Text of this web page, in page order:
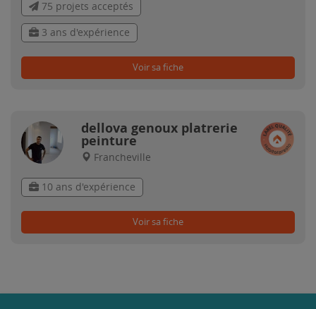
75 projets acceptés
3 ans d'expérience
Voir sa fiche
dellova genoux platrerie
peinture
Francheville
10 ans d'expérience
Voir sa fiche